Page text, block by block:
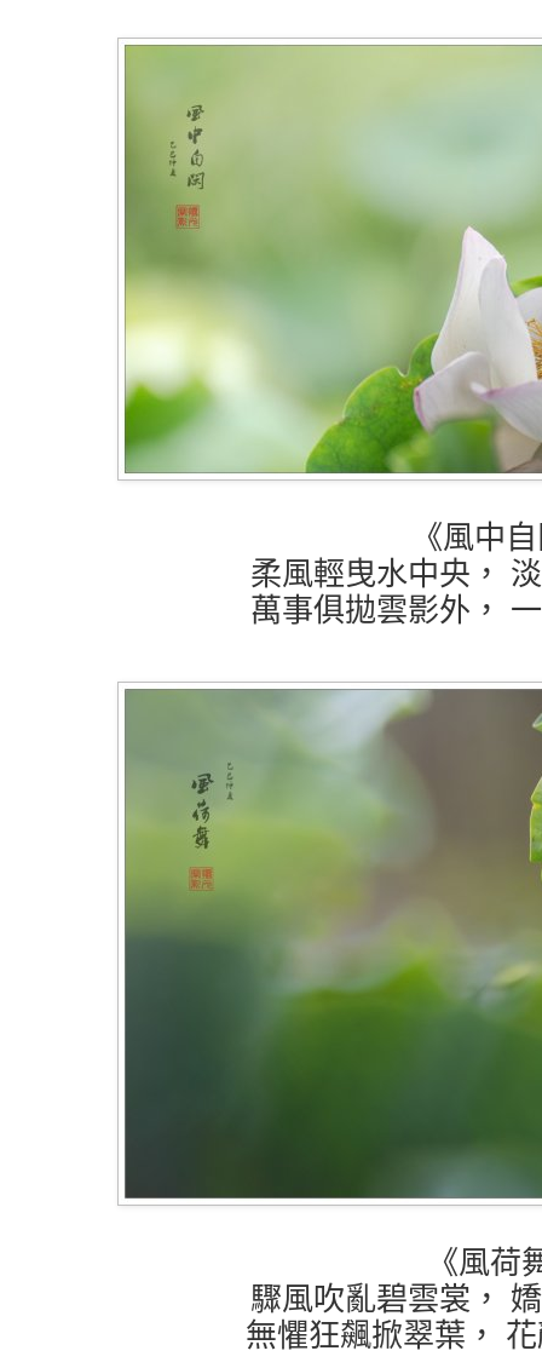
《風中
柔風輕曳水中央，
萬事俱拋雲影外，
《風荷
驟風吹亂碧雲裳，
無懼狂飆掀翠葉，